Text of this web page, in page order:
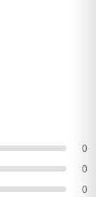
0
0
0